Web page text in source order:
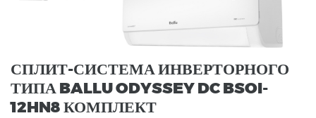
СПЛИТ-СИСТЕМА ИНВЕРТОРНОГО
ТИПА BALLU ODYSSEY DC BSOI-
12HN8 КОМПЛЕКТ